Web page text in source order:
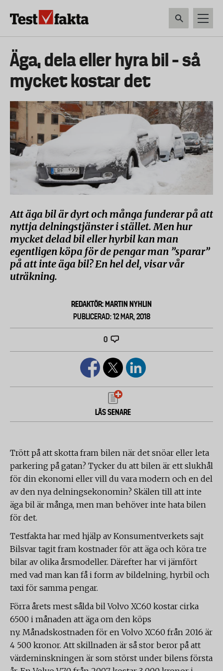
Huvudmeny
ny
HEM & HUSHÅLL VERKTYG &
Äga, dela eller hyra bil – så
mycket kostar det
Att äga bil är dyrt och många funderar på att
nyttja delningstjänster i stället. Men hur
mycket delad bil eller hyrbil kan man
egentligen köpa för de pengar man ”sparar”
på att inte äga bil? En hel del, visar vår
uträkning.
REDAKTÖR: MARTIN NYHLIN
PUBLICERAD: 12 MAR, 2018
0
LÄS SENARE
Trött på att skotta fram bilen när det snöar eller leta
parkering på gatan? Tycker du att bilen är ett slukhål
för din ekonomi eller vill du vara modern och en del
av den nya delningsekonomin? Skälen till att inte
äga bil är många, men man behöver inte hata bilen
för det.
Testfakta har med hjälp av Konsumentverkets sajt
Bilsvar tagit fram kostnader för att äga och köra tre
bilar av olika årsmodeller. Därefter har vi jämfört
med vad man kan få i form av bildelning, hyrbil och
taxi för samma pengar.
Förra årets mest sålda bil Volvo XC60 kostar cirka
6500 i månaden att äga om den köps
ny. Månadskostnaden för en Volvo XC60 från 2016 är
4 500 kronor. Att skillnaden är så stor beror på att
värdeminskningen är som störst under bilens första